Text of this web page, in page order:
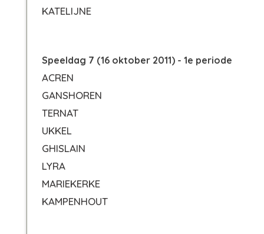
KATELIJNE
Speeldag 7 (16 oktober 2011) - 1e periode
ACREN
GANSHOREN
TERNAT
UKKEL
GHISLAIN
LYRA
MARIEKERKE
KAMPENHOUT